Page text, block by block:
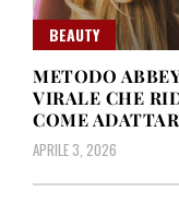
BEAUTY
METODO
VIRALE CHE
COME
APRILE 3, 2026